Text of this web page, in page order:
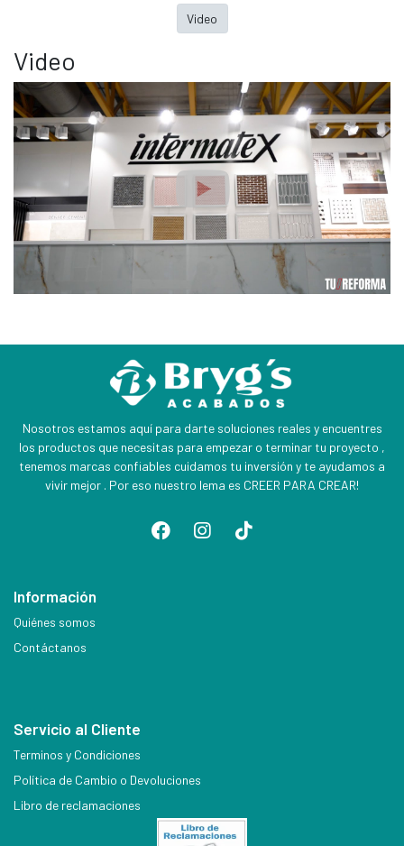
Video
Video
Nosotros estamos aquí para darte soluciones reales y encuentres
los productos que necesitas para empezar o terminar tu proyecto ,
tenemos marcas confiables cuidamos tu inversión y te ayudamos a
vivir mejor . Por eso nuestro lema es CREER PARA CREAR!
Información
Quiénes somos
Contáctanos
Servicio al Cliente
Terminos y Condiciones
Política de Cambio o Devoluciones
Libro de reclamaciones